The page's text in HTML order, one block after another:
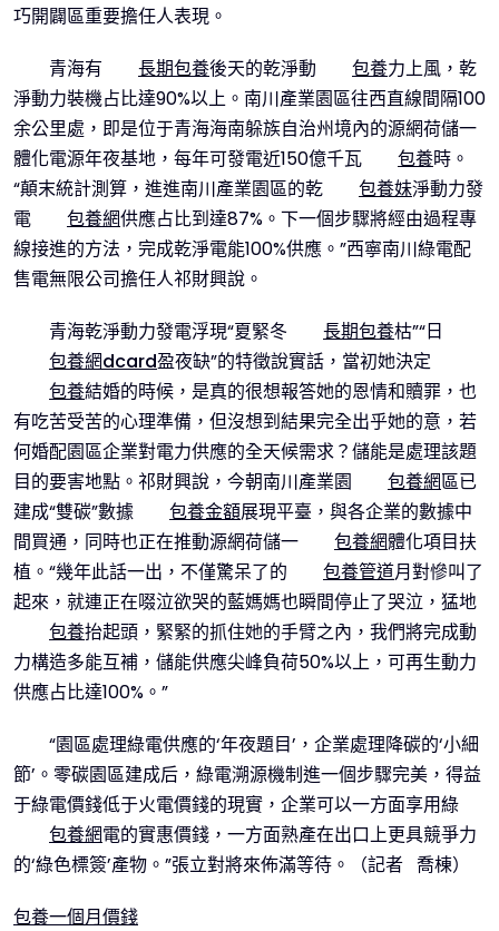
巧開闢區重要擔任人表現。
青海有 長期包養後天的乾淨動 包養力上風，乾
淨動力裝機占比達90%以上。南川產業園區往西直線間隔100
余公里處，即是位于青海海南躲族自治州境內的源網荷儲一
體化電源年夜基地，每年可發電近150億千瓦
包養時。
“顛末統計測算，進進南川產業園區的乾
包養妹淨動力發
電
包養網供應占比到達87%。下一個步驟將經由過程專
線接進的方法，完成乾淨電能100%供應。”西寧南川綠電配
售電無限公司擔任人祁財興說。
青海乾淨動力發電浮現“夏緊冬 長期包養枯”“日
包養網dcard盈夜缺”的特徵說實話，當初她決定
包養結婚的時候，是真的很想報答她的恩情和贖罪，也
有吃苦受苦的心理準備，但沒想到結果完全出乎她的意，若
何婚配園區企業對電力供應的全天候需求？儲能是處理該題
目的要害地點。祁財興說，今朝南川產業園
包養網區已
建成“雙碳”數據
包養金額展現平臺，與各企業的數據中
間買通，同時也正在推動源網荷儲一
包養網體化項目扶
植。“幾年此話一出，不僅驚呆了的
包養管道月對慘叫了
起來，就連正在啜泣欲哭的藍媽媽也瞬間停止了哭泣，猛地
包養抬起頭，緊緊的抓住她的手臂之內，我們將完成動
力構造多能互補，儲能供應尖峰負荷50%以上，可再生動力
供應占比達100%。”
“園區處理綠電供應的‘年夜題目’，企業處理降碳的‘小細
節’。零碳園區建成后，綠電溯源機制進一個步驟完美，得益
于綠電價錢低于火電價錢的現實，企業可以一方面享用綠
包養網電的實惠價錢，一方面熟產在出口上更具競爭力
的‘綠色標簽’產物。”張立對將來佈滿等待。（記者 喬棟）
包養一個月價錢